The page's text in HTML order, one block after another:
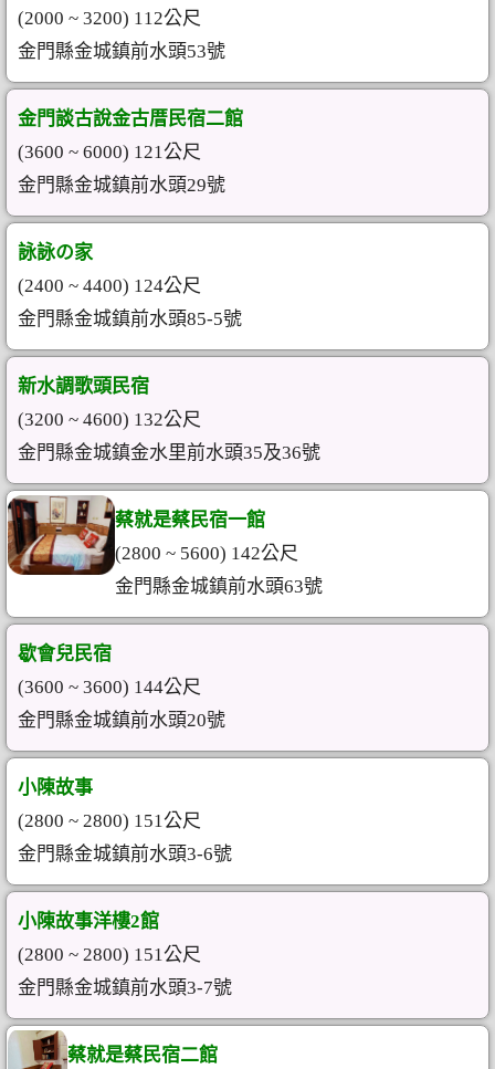
(2000 ~ 3200) 112公尺
金門縣金城鎮前水頭53號
金門談古說金古厝民宿二館
(3600 ~ 6000) 121公尺
金門縣金城鎮前水頭29號
詠詠の家
(2400 ~ 4400) 124公尺
金門縣金城鎮前水頭85-5號
新水調歌頭民宿
(3200 ~ 4600) 132公尺
金門縣金城鎮金水里前水頭35及36號
蔡就是蔡民宿一館
(2800 ~ 5600) 142公尺
金門縣金城鎮前水頭63號
歇會兒民宿
(3600 ~ 3600) 144公尺
金門縣金城鎮前水頭20號
小陳故事
(2800 ~ 2800) 151公尺
金門縣金城鎮前水頭3-6號
小陳故事洋樓2館
(2800 ~ 2800) 151公尺
金門縣金城鎮前水頭3-7號
蔡就是蔡民宿二館